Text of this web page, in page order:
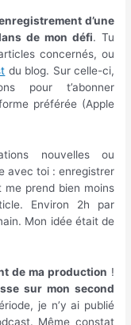
d’une
de mon défi. Tu
concernés, ou
du blog. Sur celle-ci,
pour t’abonner
préférée (Apple
nouvelles ou
avec toi : enregistrer
me prend bien moins
Environ 2h par
Mon idée était de
de ma production !
sur mon second
je n’y ai publié
Même constat